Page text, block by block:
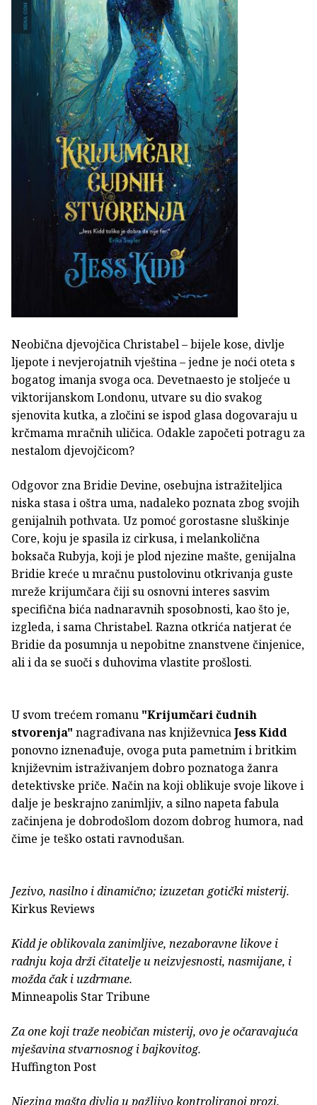
Neobična djevojčica Christabel – bijele kose, divlje
ljepote i nevjerojatnih vještina – jedne je noći oteta s
bogatog imanja svoga oca. Devetnaesto je stoljeće u
viktorijanskom Londonu, utvare su dio svakog
sjenovita kutka, a zločini se ispod glasa dogovaraju u
krčmama mračnih uličica. Odakle započeti potragu za
nestalom djevojčicom?
Odgovor zna Bridie Devine, osebujna istražiteljica
niska stasa i oštra uma, nadaleko poznata zbog svojih
genijalnih pothvata. Uz pomoć gorostasne sluškinje
Core, koju je spasila iz cirkusa, i melankolična
boksača Rubyja, koji je plod njezine mašte, genijalna
Bridie kreće u mračnu pustolovinu otkrivanja guste
mreže krijumčara čiji su osnovni interes sasvim
specifična bića nadnaravnih sposobnosti, kao što je,
izgleda, i sama Christabel. Razna otkrića natjerat će
Bridie da posumnja u nepobitne znanstvene činjenice,
ali i da se suoči s duhovima vlastite prošlosti.
U svom trećem romanu "Krijumčari čudnih
stvorenja" nagrađivana nas književnicaJess Kidd
ponovno iznenađuje, ovoga puta pametnim i britkim
književnim istraživanjem dobro poznatoga žanra
detektivske priče. Način na koji oblikuje svoje likove i
dalje je beskrajno zanimljiv, a silno napeta fabula
začinjena je dobrodošlom dozom dobrog humora, nad
čime je teško ostati ravnodušan.
Jezivo, nasilno i dinamično; izuzetan gotički misterij.
Kirkus Reviews
Kidd je oblikovala zanimljive, nezaboravne likove i
radnju koja drži čitatelje u neizvjesnosti, nasmijane, i
možda čak i uzdrmane.
Minneapolis Star Tribune
Za one koji traže neobičan misterij, ovo je očaravajuća
mješavina stvarnosnog i bajkovitog.
Huffington Post
Njezina mašta divlja u pažljivo kontroliranoj prozi.